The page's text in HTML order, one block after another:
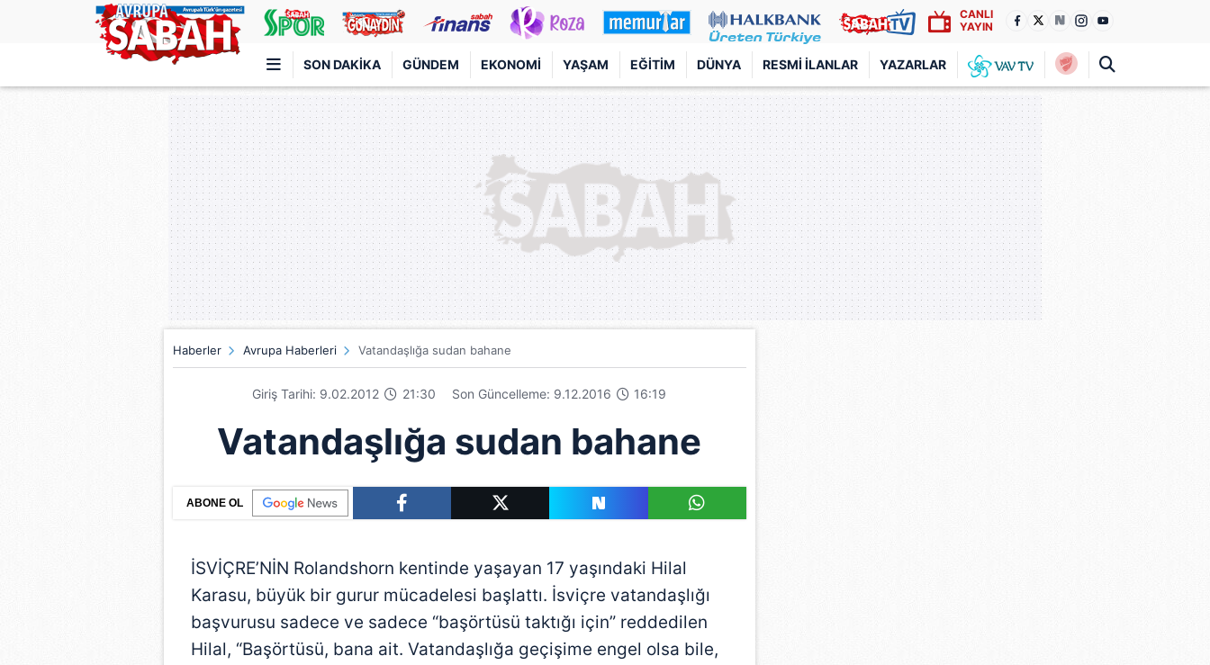
CANLI
YAYIN
SON DAKIKA GÜNDEM EKONOMI YAŞAM EĞITIM DÜNYA RESMI İLANLAR YAZARLAR
Türkiye'nin en iyi haber sitesi
Haberler Avrupa Haberleri Vatandaşlığa sudan bahane
Giriş Tarihi: 9.02.2012 21:30 Son Güncelleme: 9.12.2016 16:19
Vatandaşlığa sudan bahane
ABONE OL
İSVİÇRE’NİN Rolandshorn kentinde yaşayan 17 yaşındaki Hilal
Karasu, büyük bir gurur mücadelesi başlattı. İsviçre vatandaşlığı
başvurusu sadece ve sadece “başörtüsü taktığı için” reddedilen
Hilal, “Başörtüsü, bana ait. Vatandaşlığa geçişime engel olsa bile,